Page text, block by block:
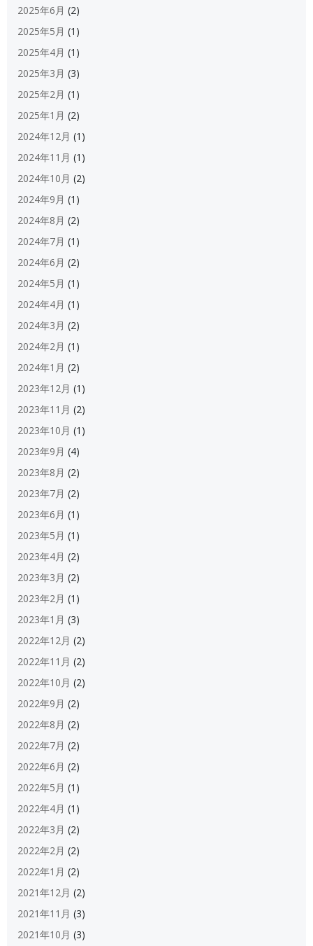
2025年6月 (2)
2025年5月 (1)
2025年4月 (1)
2025年3月 (3)
2025年2月 (1)
2025年1月 (2)
2024年12月 (1)
2024年11月 (1)
2024年10月 (2)
2024年9月 (1)
2024年8月 (2)
2024年7月 (1)
2024年6月 (2)
2024年5月 (1)
2024年4月 (1)
2024年3月 (2)
2024年2月 (1)
2024年1月 (2)
2023年12月 (1)
2023年11月 (2)
2023年10月 (1)
2023年9月 (4)
2023年8月 (2)
2023年7月 (2)
2023年6月 (1)
2023年5月 (1)
2023年4月 (2)
2023年3月 (2)
2023年2月 (1)
2023年1月 (3)
2022年12月 (2)
2022年11月 (2)
2022年10月 (2)
2022年9月 (2)
2022年8月 (2)
2022年7月 (2)
2022年6月 (2)
2022年5月 (1)
2022年4月 (1)
2022年3月 (2)
2022年2月 (2)
2022年1月 (2)
2021年12月 (2)
2021年11月 (3)
2021年10月 (3)